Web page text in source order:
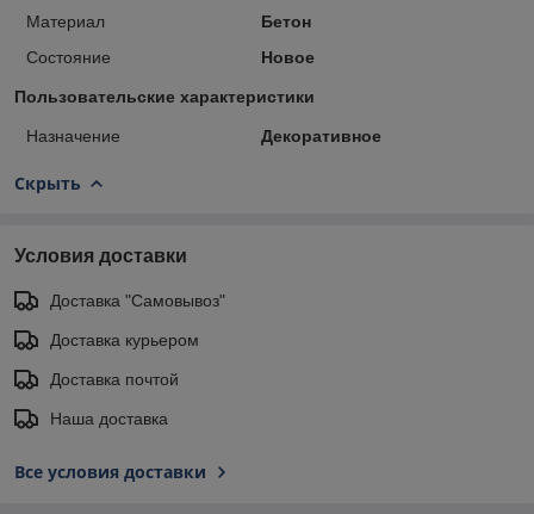
Материал
Бетон
Состояние
Новое
Пользовательские характеристики
Назначение Декоративное
Скрыть
Условия доставки
Доставка "Самовывоз"
Доставка курьером
Доставка почтой
Наша доставка
Все условия доставки